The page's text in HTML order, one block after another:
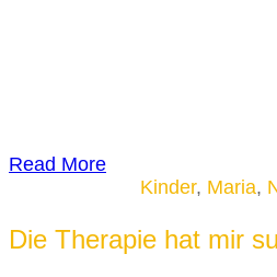
Read More
Kinder, Maria,
Die Therapie hat mir